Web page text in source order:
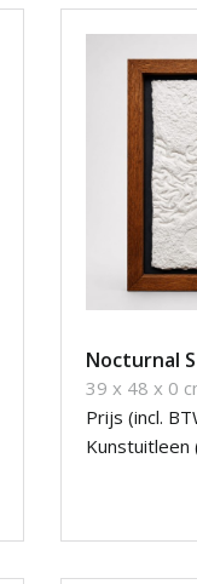
Nocturnal
39 x 48 x 0
Prijs (incl.
Kunstuitleen